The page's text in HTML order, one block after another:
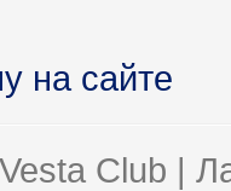
на сайте
Club |